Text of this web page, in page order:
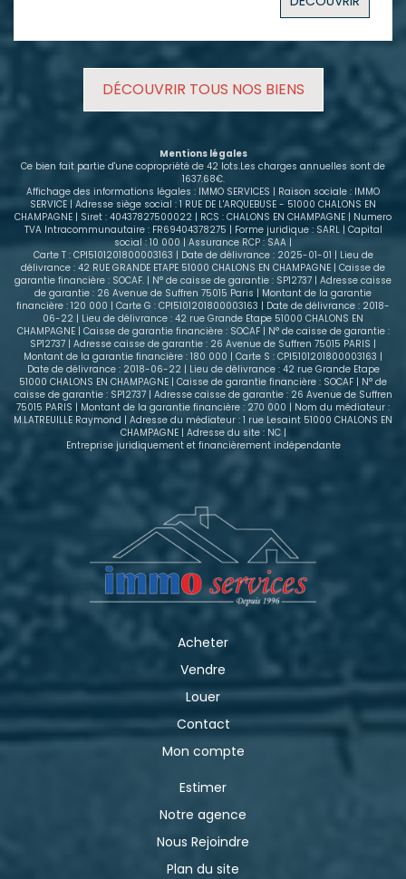
offrant un revenu locatif immédiat de 350 € hors
compose : - D'une entrée avec placard, - D'un
séjour avec rangement de 23m² - D'une cuisine, -
D'une salle de bains avec WC. Les charges annuelles
de copropriété incluent le chauffage, l'eau et
l'entretien. Environ 78 % de ces charges sont
gestion de ce bien. Contactez-nous pour obtenir
plus d'informations ou programmer une visite. Nous
vous accompagnerons avec plaisir dans votre
projet d'investissement.
DÉCOUVRIR TOUS NOS BIENS
Mentions légales
Ce bien fait partie d'une copropriété de 42 lots.Les charges annuelles sont de
1637.68€.
Affichage des informations légales : IMMO SERVICES | Raison sociale : IMMO
SERVICE | Adresse siège social : 1 RUE DE L'ARQUEBUSE - 51000 CHALONS EN
CHAMPAGNE | Siret : 40437827500022 | RCS : CHALONS EN CHAMPAGNE | Numero
TVA Intracommunautaire : FR69404378275 | Forme juridique : SARL | Capital
social : 10 000 | Assurance RCP : SAA |
Carte T : CPI5101201800003163 | Date de délivrance : 2025-01-01 | Lieu de
délivrance : 42 RUE GRANDE ETAPE 51000 CHALONS EN CHAMPAGNE | Caisse de
garantie financière : SOCAF. | N° de caisse de garantie : SP12737 | Adresse caisse
de garantie : 26 Avenue de Suffren 75015 Paris | Montant de la garantie
financière : 120 000 | Carte G : CPI5101201800003163 | Date de délivrance : 2018-
06-22 | Lieu de délivrance : 42 rue Grande Etape 51000 CHALONS EN
CHAMPAGNE | Caisse de garantie financière : SOCAF | N° de caisse de garantie :
SP12737 | Adresse caisse de garantie : 26 Avenue de Suffren 75015 PARIS |
Montant de la garantie financière : 180 000 | Carte S : CPI5101201800003163 |
Date de délivrance : 2018-06-22 | Lieu de délivrance : 42 rue Grande Etape
51000 CHALONS EN CHAMPAGNE | Caisse de garantie financière : SOCAF | N° de
caisse de garantie : SP12737 | Adresse caisse de garantie : 26 Avenue de Suffren
75015 PARIS | Montant de la garantie financière : 270 000 | Nom du médiateur :
M.LATREUILLE Raymond | Adresse du médiateur : 1 rue Lesaint 51000 CHALONS EN
CHAMPAGNE | Adresse du site : NC |
Entreprise juridiquement et financièrement indépendante
Acheter
Vendre
Louer
Contact
Mon compte
Estimer
Notre agence
Nous Rejoindre
Plan du site